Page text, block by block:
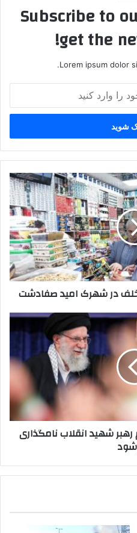
Subscribe to
get the
Lorem ipsum dolor
در شهرک امید صفادشت
شهید انقلاب نامگذاری